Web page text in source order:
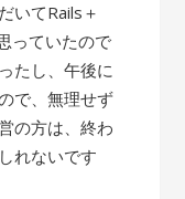
いてRails＋
っていたので
たし、午後に
で、無理せず
の方は、終わ
れないです